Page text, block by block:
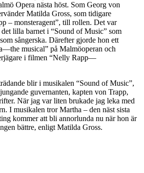
Opera nästa höst. Som Georg von
Matilda Gross, som tidigare
– monsteragent”, till rollen. Det var
lilla barnet i “Sound of Music” som
sångerska. Därefter gjorde hon ett
musical” på Malmöoperan och
i filmen “Nelly Rapp—
blir i musikalen “Sound of Music”,
guvernanten, kapten von Trapp,
När jag var liten brukade jag leka med
I musikalen tror Martha – den näst sista
kommer att bli annorlunda nu när hon är
bättre, enligt Matilda Gross.